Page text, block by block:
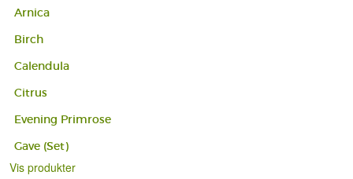
Arnica
Birch
Calendula
Citrus
Evening Primrose
Gave (Set)
Vis produkter